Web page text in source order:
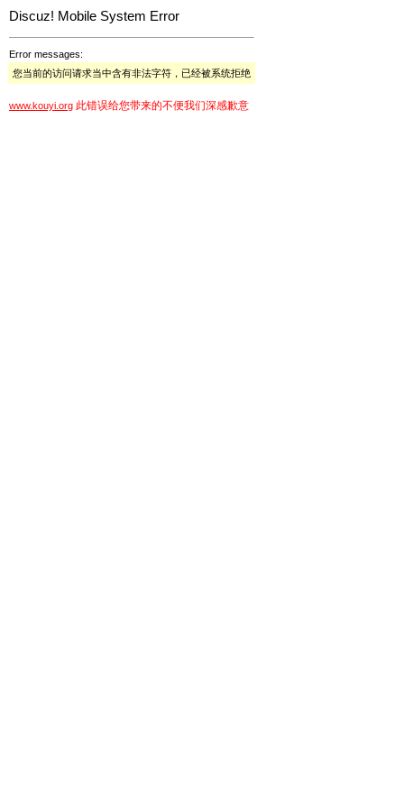
Discuz! Mobile System Error
Error messages:
您当前的访问请求当中含有非法字符，已经被系统拒绝
www.kouyi.org 此错误给您带来的不便我们深感歉意